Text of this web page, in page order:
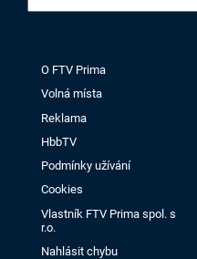
O FTV Prima
Volná místa
Reklama
HbbTV
Podmínky užívání
Cookies
Vlastník FTV Prima spol. s
r.o.
Nahlásit chybu